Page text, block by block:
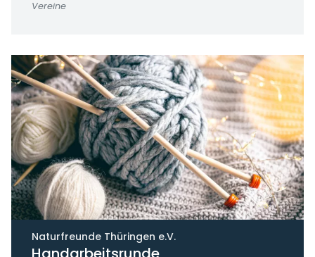
Vereine
Naturfreunde Thüringen e.V.